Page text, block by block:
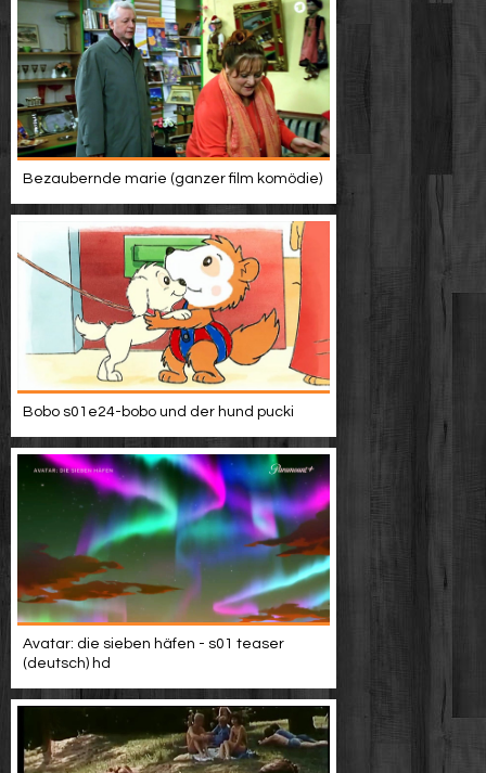
Bezaubernde marie (ganzer film komödie)
Bobo s01e24-bobo und der hund pucki
Avatar: die sieben häfen - s01 teaser
(deutsch) hd